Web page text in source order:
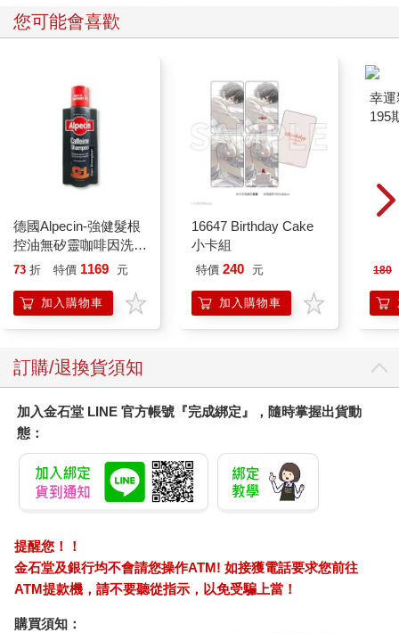
為了推廣這個企劃，我預計召開記者會公告消息，無論如何我都
希望孫正義可以出席這個記者會。
軟銀的名義推行活動，孫正義是否出席也關係到消費者對品牌的
不過，即使對孫正義據實以告，他也不一定會出席。當時我想的
是：「用猜拳來思考，如果孫正義出石頭，能出布的人會是
當時我腦中閃過的人選是王貞治。
軟銀之所以收購福岡大榮鷹隊（當時）進軍職棒，是因為孫正義
很尊敬王貞治。王貞治也很熱心推動世界少棒推廣基金會，強烈
關注社會貢獻議題。因此我找機會與王貞治見面，與他談起「感
應募款」活動。
王貞治不只熱心的聽我說明還大為贊同，甚至表示願意出席記者
於是孫正義也表示可以出席記者會。
工作至今，猜拳理論幫了我無數次的忙。
師給我們諸多協助，背後也有猜拳理論相助。其實軟銀的企業健
我得以與理事長面談。
如果沒有這些準備就貿然去拜訪國立國際醫療研究中心，我可能
連理事長的面都見不上。如果有無論如何都想請出馬的關鍵人
物，光靠自己無能為力的時候，一定要找出「可以讓關鍵人物出
面的人＝與關鍵人物猜拳會贏的人」。
多了這層助力，事情會意外的進展順利。
您可能會喜歡
德國Alpecin-強健髮根
控油無矽靈咖啡因洗髮
凝露375ml/瓶-C1強健
調理頭皮洗髮液/0矽靈
滋潤洗頭髮水/一般髮
73 折 特價 1169 元
加入購物車
16647 Birthday Cake
小卡組
特價 240 元
加入購物車
180
訂購/退換貨須知
加入金石堂 LINE 官方帳號『完成綁定』，隨時掌握出貨動
態：
提醒您！！
金石堂及銀行均不會請您操作ATM! 如接獲電話要求您前往
ATM提款機，請不要聽從指示，以免受騙上當！
購買須知：